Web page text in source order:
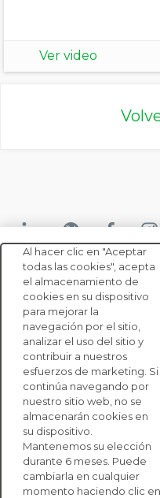
Ver video
CONTACTE CON
Tenemos oficinas en
Kong, Mauricio, Polonia,
Singapur.
CONTACTE CON
NOSOTROS
SOLUCIONES
PARA EMPRESAS
Al hacer clic en "Aceptar
todas las cookies", acepta
el almacenamiento de
cookies en su dispositivo
para mejorar la
navegación por el sitio,
analizar el uso del sitio y
contribuir a nuestros
esfuerzos de marketing. Si
continúa navegando por
nuestro sitio web, no se
almacenarán cookies en
su dispositivo.
Mantenemos su elección
durante 6 meses. Puede
cambiarla en cualquier
momento haciendo clic en